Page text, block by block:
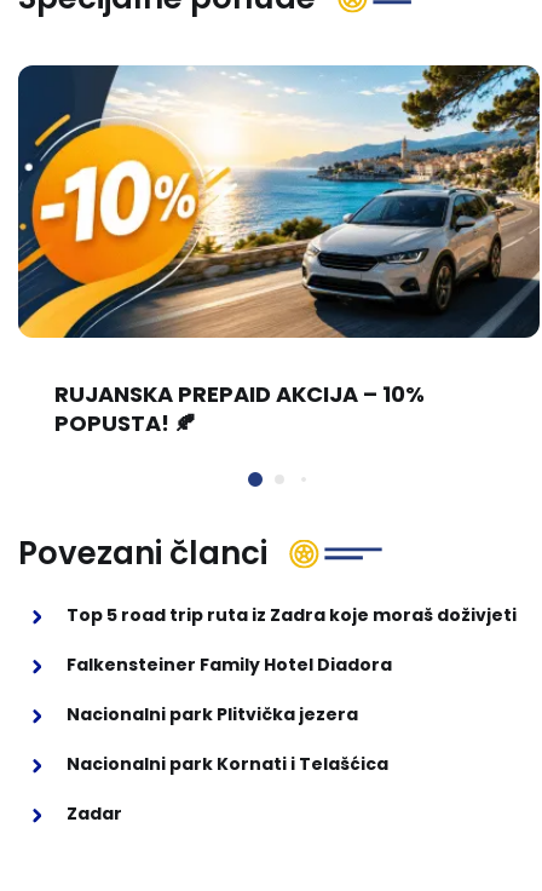
RUJANSKA PREPAID AKCIJA – 10%
POPUSTA! 🍂
Povezani članci
Top 5 road trip ruta iz Zadra koje moraš doživjeti
Falkensteiner Family Hotel Diadora
Nacionalni park Plitvička jezera
Nacionalni park Kornati i Telašćica
Zadar